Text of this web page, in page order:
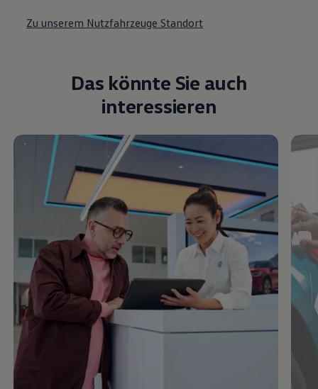
Zu unserem Nutzfahrzeuge Standort
Das könnte Sie auch
interessieren